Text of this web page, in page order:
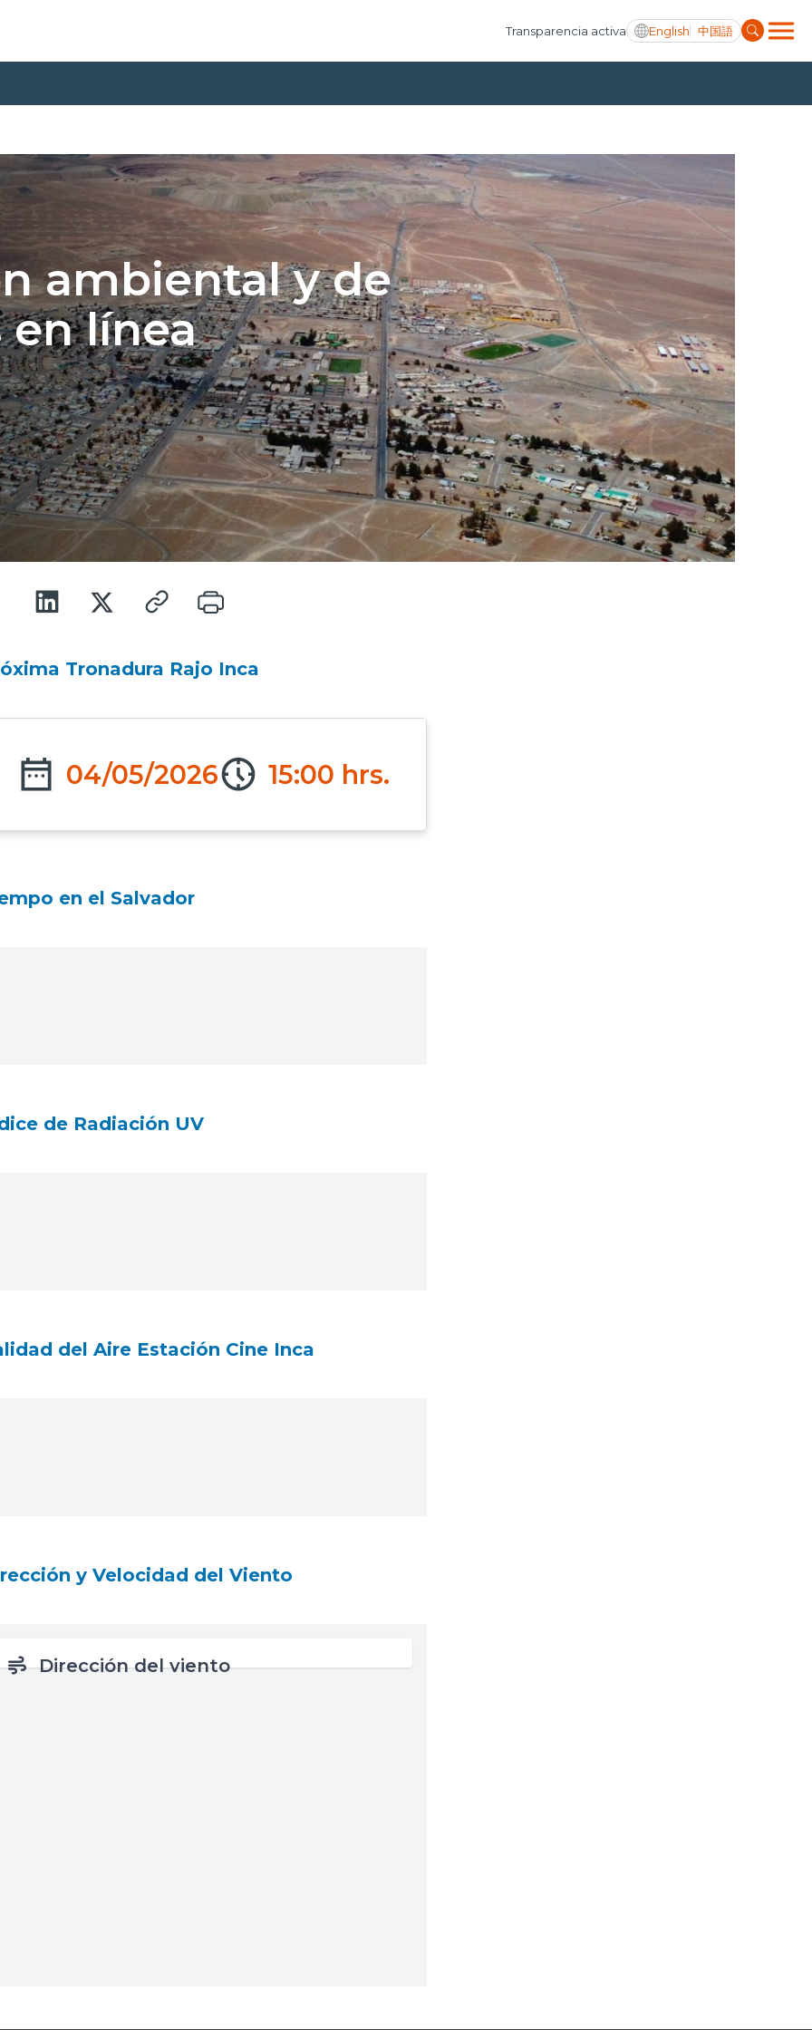
Transparencia activa English 中国語
ambiental y de
línea
Tronadura Rajo Inca
04/05/2026 15:00 hrs.
en el Salvador
de Radiación UV
del Aire Estación Cine Inca
y Velocidad del Viento